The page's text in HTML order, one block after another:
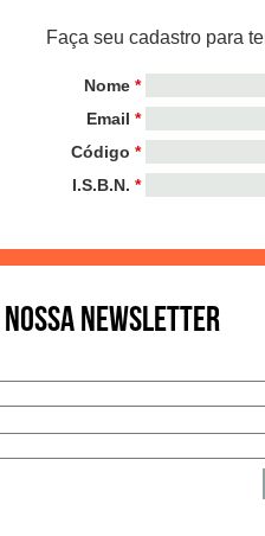
Faça seu cadastro para
Nome *
Email *
Código *
I.S.B.N. *
NEWSLETTER